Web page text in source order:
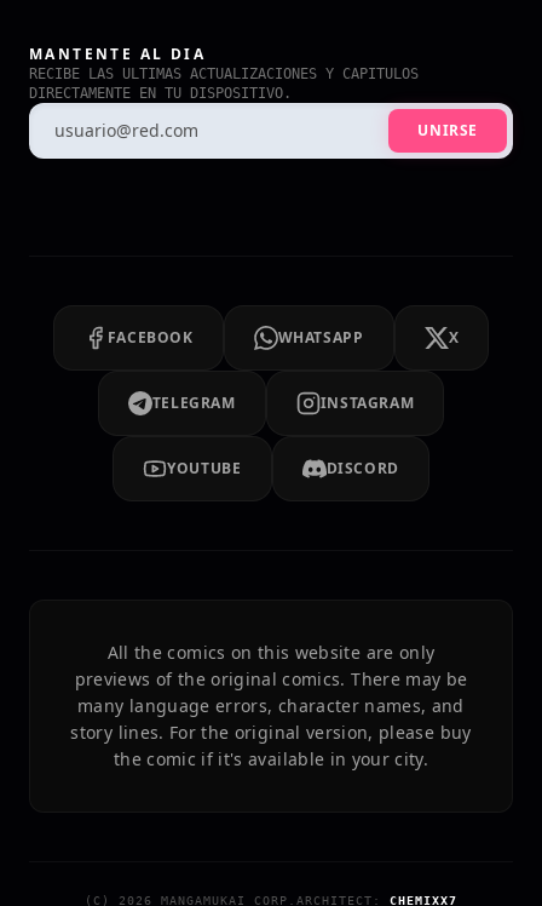
MANTENTE AL DIA
RECIBE LAS ULTIMAS ACTUALIZACIONES Y CAPITULOS
DIRECTAMENTE EN TU DISPOSITIVO.
UNIRSE
FACEBOOK WHATSAPP X
TELEGRAM INSTAGRAM
YOUTUBE DISCORD
All the comics on this website are only
previews of the original comics. There may be
many language errors, character names, and
story lines. For the original version, please buy
the comic if it's available in your city.
(C) 2026 MANGAMUKAI CORP. ARCHITECT: CHEMIXX7